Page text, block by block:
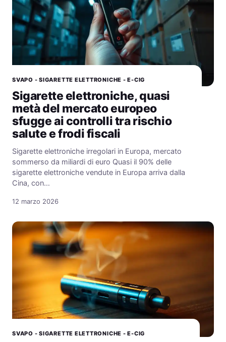
SVAPO - SIGARETTE ELETTRONICHE - E-CIG
Sigarette elettroniche, quasi
metà del mercato europeo
sfugge ai controlli tra rischio
salute e frodi fiscali
Sigarette elettroniche irregolari in Europa, mercato
sommerso da miliardi di euro Quasi il 90% delle
sigarette elettroniche vendute in Europa arriva dalla
Cina, con…
12 marzo 2026
SVAPO - SIGARETTE ELETTRONICHE - E-CIG